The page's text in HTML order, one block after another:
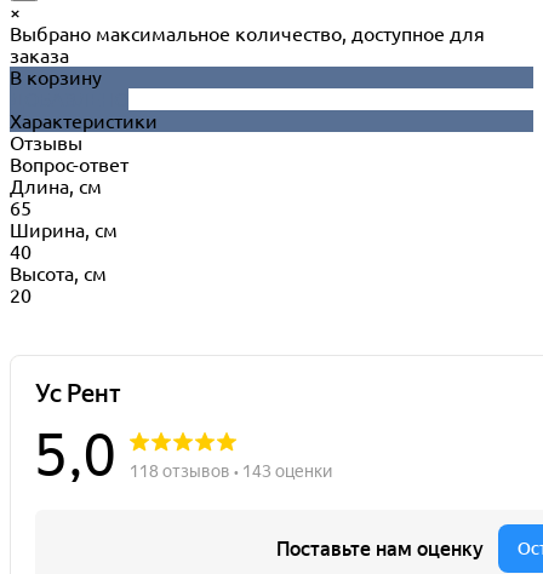
×
Выбрано максимальное количество, доступное для
заказа
В корзину
Характеристики
Отзывы
Вопрос-ответ
Длина, см
65
Ширина, см
40
Высота, см
20